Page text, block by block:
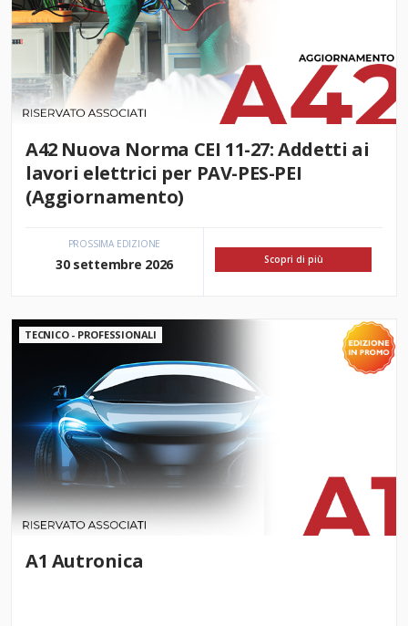
A42 Nuova Norma CEI 11-27: Addetti ai
lavori elettrici per PAV-PES-PEI
(Aggiornamento)
PROSSIMA EDIZIONE
30 settembre 2026 Scopri di più
TECNICO - PROFESSIONALI
A1 Autronica